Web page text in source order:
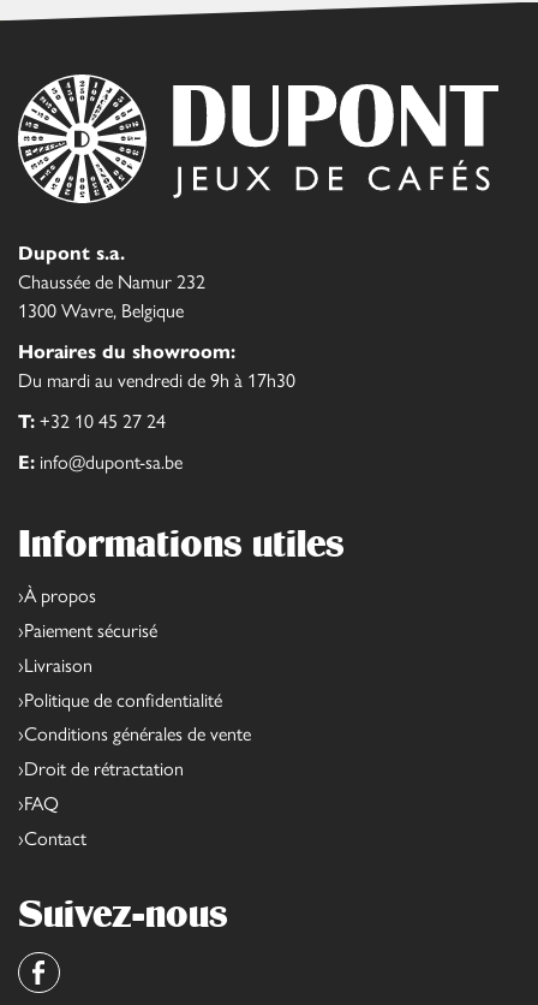
Dupont s.a.
Chaussée de Namur 232
1300 Wavre, Belgique
Horaires du showroom:
Du mardi au vendredi de 9h à 17h30
T: +32 10 45 27 24
E: info@dupont-sa.be
Informations utiles
À propos
Paiement sécurisé
Livraison
Politique de confidentialité
Conditions générales de vente
Droit de rétractation
FAQ
Contact
Suivez-nous
Facebook